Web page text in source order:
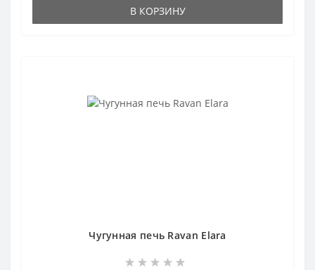
В КОРЗИНУ
Чугунная печь Ravan Elara